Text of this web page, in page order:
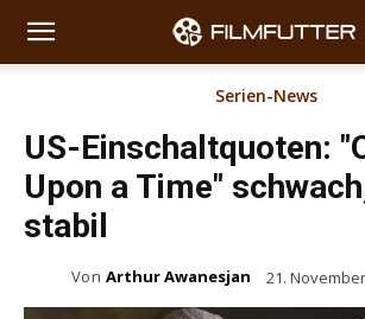
Serien-News
US-Einschaltquoten:
Upon a Time"
stabil
Von Arthur Awanesjan 21.